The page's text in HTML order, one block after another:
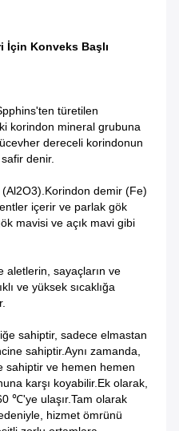
İçin Konveks Başlı
türetilen
korindon mineral grubuna
dereceli korindonun
denir.
demir (Fe)
içerir ve parlak gök
mavisi ve açık mavi gibi
aletlerin, sayaçların ve
ve yüksek sıcaklığa
sahiptir, sadece elmastan
sahiptir.Aynı zamanda,
sahiptir ve hemen hemen
karşı koyabilir.Ek olarak,
℃'ye ulaşır.Tam olarak
hizmet ömrünü